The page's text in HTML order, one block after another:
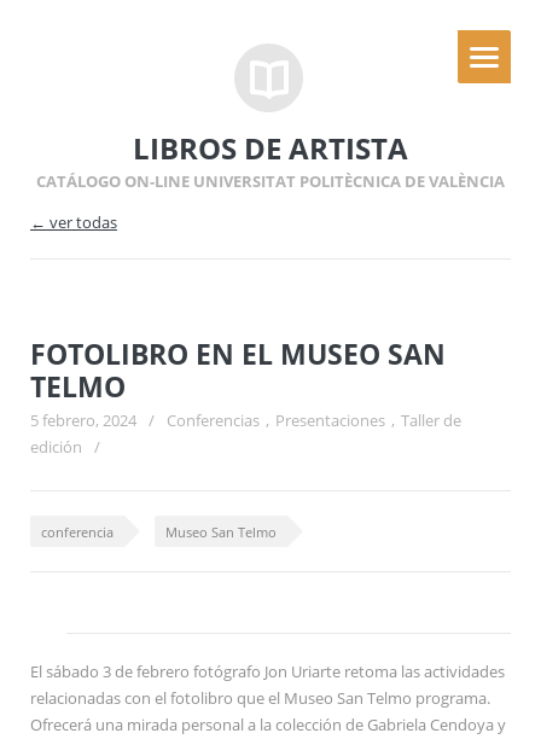
LIBROS DE ARTISTA
CATÁLOGO ON-LINE UNIVERSITAT POLITÈCNICA DE VALÈNCIA
← ver todas
FOTOLIBRO EN EL MUSEO SAN
TELMO
5 febrero, 2024 / Conferencias , Presentaciones , Taller de
edición
/
conferencia Museo San Telmo
El sábado 3 de febrero fotógrafo Jon Uriarte retoma las actividades
relacionadas con el fotolibro que el Museo San Telmo programa.
Ofrecerá una mirada personal a la colección de Gabriela Cendoya y